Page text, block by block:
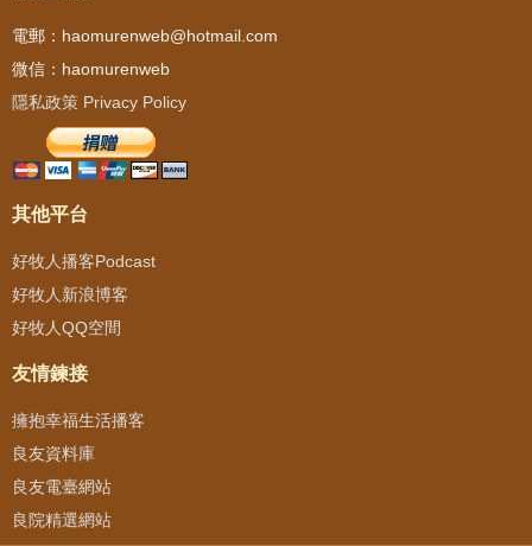
電郵：haomurenweb@hotmail.com
微信：haomurenweb
隱私政策 Privacy Policy
其他平台
好牧人播客Podcast
好牧人新浪博客
好牧人QQ空間
友情鍊接
擁抱幸福生活播客
良友資料庫
良友電臺網站
良院精選網站